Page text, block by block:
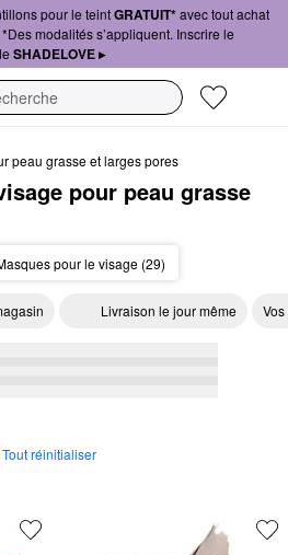
pour le teintGRATUIT*avec tout achat
modalités s’appliquent. Inscrire le
SHADELOVE ▸
peau grasse et larges pores
pour peau grasse
pour le visage (29)
Livraison le jour même
peau grasse et larges pores
Tout réinitialiser